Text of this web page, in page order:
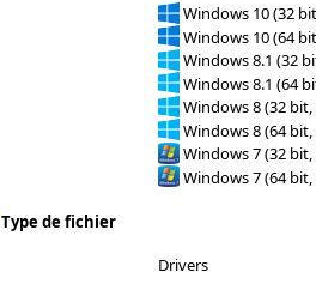
Windows 10 (32
Windows 10 (64
Windows 8.1 (32
Windows 8.1 (64
Windows 8 (32 bit,
Windows 8 (64 bit,
Windows 7 (32 bit,
Windows 7 (64 bit,
Type de fichier
Drivers